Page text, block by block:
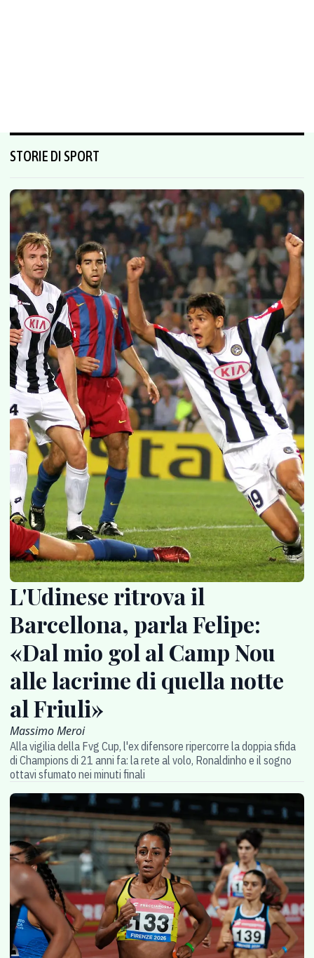
STORIE DI SPORT
L'Udinese ritrova il
Barcellona, parla Felipe:
«Dal mio gol al Camp Nou
alle lacrime di quella notte
al Friuli»
Massimo Meroi
Alla vigilia della Fvg Cup, l'ex difensore ripercorre la doppia sfida
di Champions di 21 anni fa: la rete al volo, Ronaldinho e il sogno
ottavi sfumato nei minuti finali